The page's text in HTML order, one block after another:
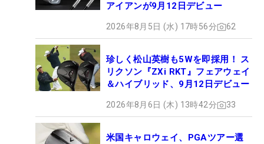
アイアンが9月12日デビュー
2026年8月5日 (水) 17時56分 62
珍しく松山英樹も5Wを即採用！ ス
リクソン『ZXi RKT』フェアウェイ
＆ハイブリッド、9月12日デビュー
2026年8月6日 (木) 13時42分 33
米国キャロウェイ、PGAツアー選